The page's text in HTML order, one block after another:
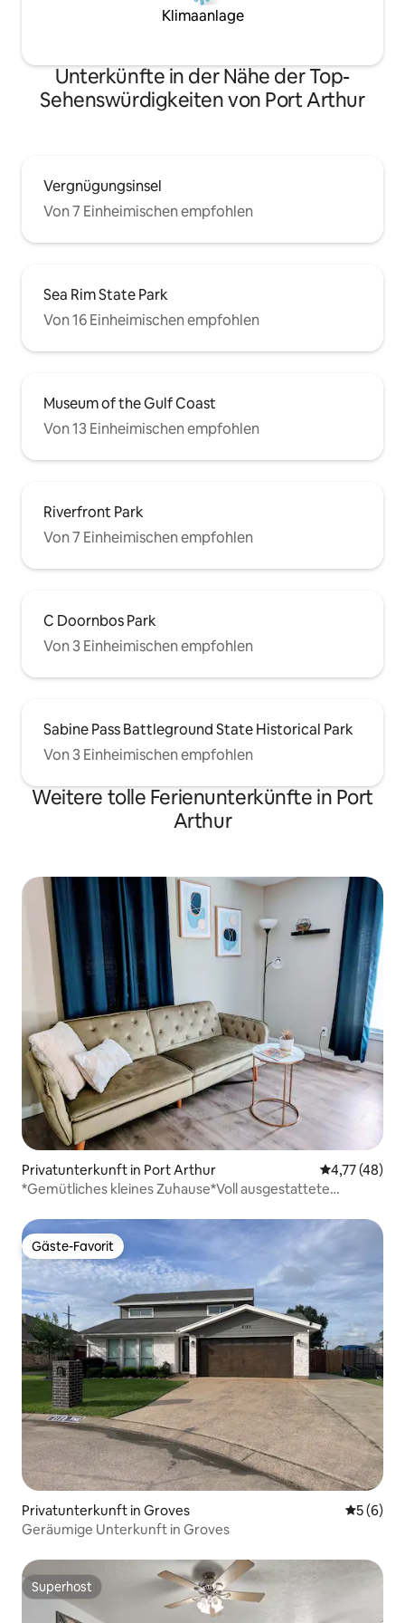
Klimaanlage
Unterkünfte in der Nähe der Top-
Sehenswürdigkeiten von Port Arthur
Vergnügungsinsel
Von 7 Einheimischen empfohlen
Sea Rim State Park
Von 16 Einheimischen empfohlen
Museum of the Gulf Coast
Von 13 Einheimischen empfohlen
Riverfront Park
Von 7 Einheimischen empfohlen
C Doornbos Park
Von 3 Einheimischen empfohlen
Sabine Pass Battleground State Historical Park
Von 3 Einheimischen empfohlen
Weitere tolle Ferienunterkünfte in Port
Arthur
Privatunterkunft in Port Arthur
4,77 (48)
*Gemütliches kleines Zuhause*Voll ausgestattete
Gäste-Favorit
Gäste-Favorit
Privatunterkunft in Groves
5 (6)
Geräumige Unterkunft in Groves
Superhost
Superhost